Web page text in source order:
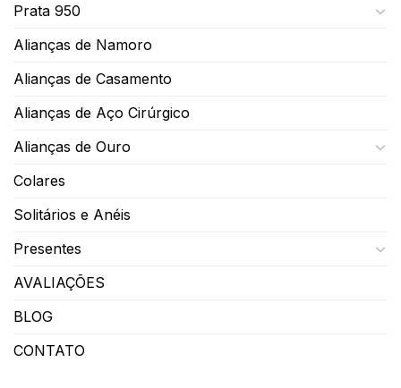
Prata 950
Alianças de Namoro
Alianças de Casamento
Alianças de Aço Cirúrgico
Alianças de Ouro
Colares
Solitários e Anéis
Presentes
AVALIAÇÕES
BLOG
CONTATO